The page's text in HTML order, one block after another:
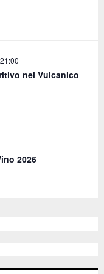
nel Vulcanico
2026